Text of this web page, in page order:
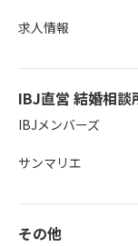
求人情報
IBJ直営 結婚相談
IBJメンバーズ
サンマリエ
その他